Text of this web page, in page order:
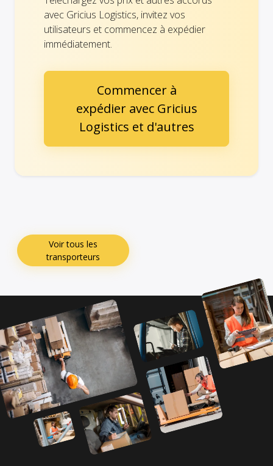
avec Gricius Logistics, invitez vos
utilisateurs et commencez à expédier
immédiatement.
Commencer à
expédier avec Gricius
Logistics et d'autres
Voir tous les
transporteurs